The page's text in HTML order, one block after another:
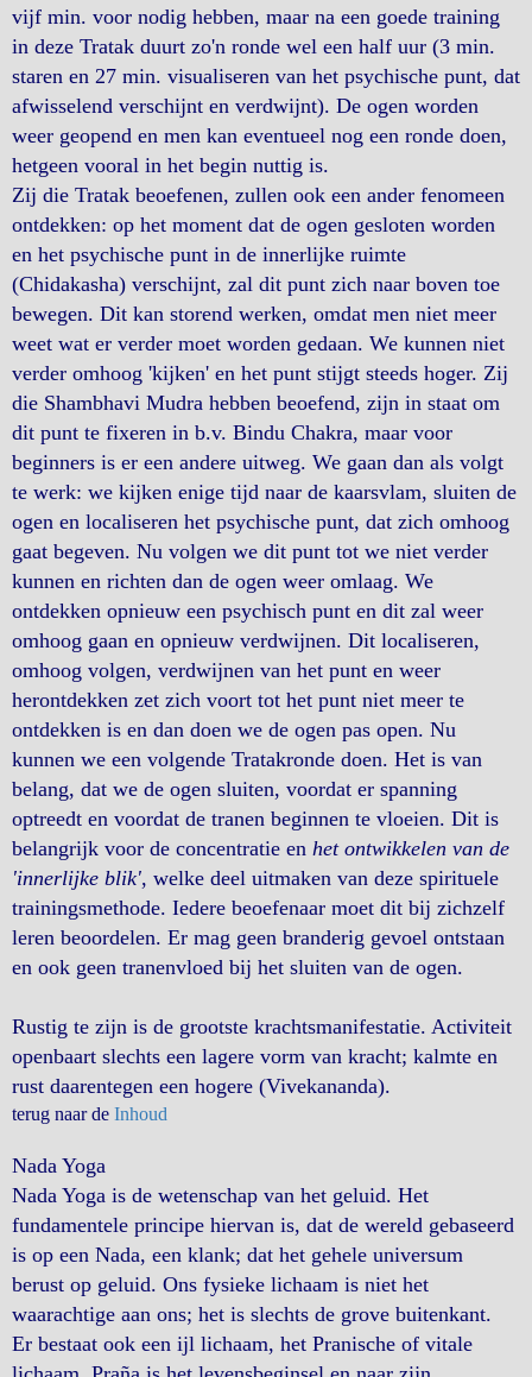
vijf min. voor nodig hebben, maar na een goede training
in deze Tratak duurt zo'n ronde wel een half uur (3 min.
staren en 27 min. visualiseren van het psychische punt, dat
afwisselend verschijnt en verdwijnt). De ogen worden
weer geopend en men kan eventueel nog een ronde doen,
hetgeen vooral in het begin nuttig is.
Zij die Tratak beoefenen, zullen ook een ander fenomeen
ontdekken: op het moment dat de ogen gesloten worden
en het psychische punt in de innerlijke ruimte
(Chidakasha) verschijnt, zal dit punt zich naar boven toe
bewegen. Dit kan storend werken, omdat men niet meer
weet wat er verder moet worden gedaan. We kunnen niet
verder omhoog 'kijken' en het punt stijgt steeds hoger. Zij
die Shambhavi Mudra hebben beoefend, zijn in staat om
dit punt te fixeren in b.v. Bindu Chakra, maar voor
beginners is er een andere uitweg. We gaan dan als volgt
te werk: we kijken enige tijd naar de kaarsvlam, sluiten de
ogen en localiseren het psychische punt, dat zich omhoog
gaat begeven. Nu volgen we dit punt tot we niet verder
kunnen en richten dan de ogen weer omlaag. We
ontdekken opnieuw een psychisch punt en dit zal weer
omhoog gaan en opnieuw verdwijnen. Dit localiseren,
omhoog volgen, verdwijnen van het punt en weer
herontdekken zet zich voort tot het punt niet meer te
ontdekken is en dan doen we de ogen pas open. Nu
kunnen we een volgende Tratakronde doen. Het is van
belang, dat we de ogen sluiten, voordat er spanning
optreedt en voordat de tranen beginnen te vloeien. Dit is
belangrijk voor de concentratie en het ontwikkelen van de
'innerlijke blik', welke deel uitmaken van deze spirituele
trainingsmethode. Iedere beoefenaar moet dit bij zichzelf
leren beoordelen. Er mag geen branderig gevoel ontstaan
en ook geen tranenvloed bij het sluiten van de ogen.
Rustig te zijn is de grootste krachtsmanifestatie. Activiteit
openbaart slechts een lagere vorm van kracht; kalmte en
rust daarentegen een hogere (Vivekananda).
terug naar de Inhoud
Nada Yoga
Nada Yoga is de wetenschap van het geluid. Het
fundamentele principe hiervan is, dat de wereld gebaseerd
is op een Nada, een klank; dat het gehele universum
berust op geluid. Ons fysieke lichaam is niet het
waarachtige aan ons; het is slechts de grove buitenkant.
Er bestaat ook een ijl lichaam, het Pranische of vitale